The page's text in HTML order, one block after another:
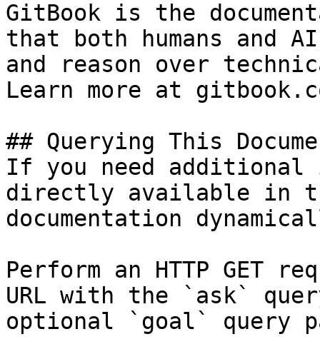
GitBook is the
that both humans and
and reason over
Learn more at
## Querying This
If you need
directly available in
documentation
Perform an HTTP GET
URL with the `ask`
optional `goal` query